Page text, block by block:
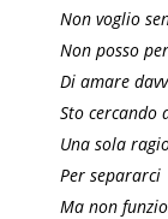
Non voglio
Non posso
Di amare
Sto cercando
Una sola
Per separarci
Ma non